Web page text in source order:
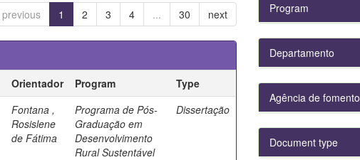
previous 1 2 3 4 ... 30 next
Orientador Program
Type
Fontana ,
Rosislene
de Fátima
Programa de Pós-
Graduação em
Desenvolvimento
Rural Sustentável
Dissertação
Program
Departamento
Agência de fomento
Document type